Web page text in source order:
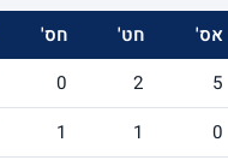
אס' חט' חס'
5
2
0
0
1
1